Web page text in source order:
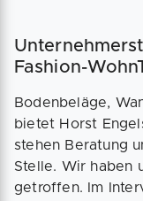
Fashion-
Bodenbeläge,
bietet Horst
stehen Beratung
Stelle. Wir haben
getroffen. Im